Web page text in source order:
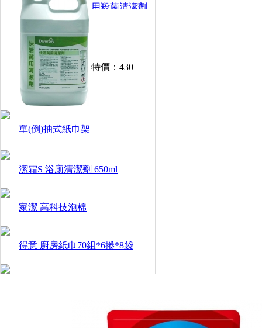
用殺菌清潔劑
特價： 430
單(倒)抽式紙巾架
潔霜S 浴廁清潔劑 650ml
家潔 高科技泡棉
得意 廚房紙巾70組*6捲*8袋